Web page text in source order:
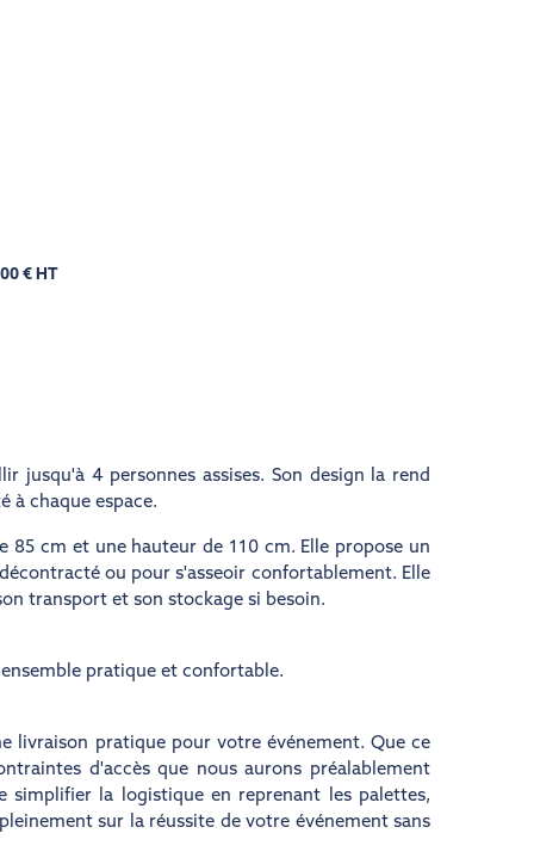
€ HT
4 personnes assises. Son design la rend
à chaque espace.
85 cm et une hauteur de 110 cm. Elle propose un
ou pour s'asseoir confortablement. Elle
transport et son stockage si besoin.
pratique et confortable.
livraison pratique pour votre événement. Que ce
d'accès que nous aurons préalablement
simplifier la logistique en reprenant les palettes,
sur la réussite de votre événement sans